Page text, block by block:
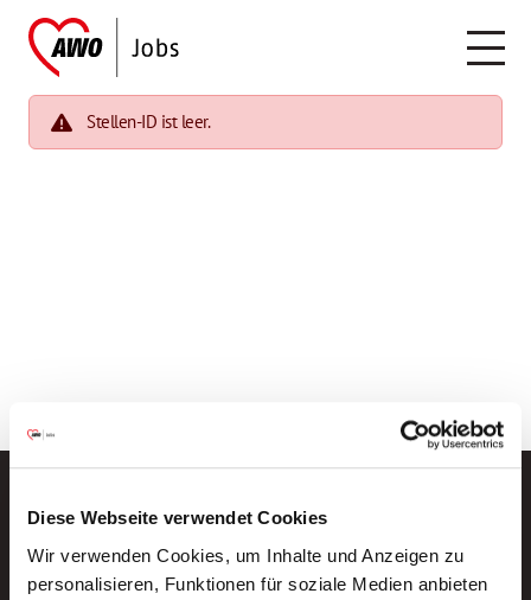
Diese Webseite verwendet Cookies
Wir verwenden Cookies, um Inhalte und Anzeigen zu
personalisieren, Funktionen für soziale Medien anbieten
Stellen-ID ist leer.
Neue Stellen per E-Mail.